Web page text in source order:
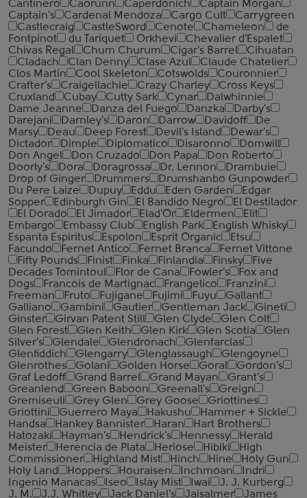
Cantinero Caorunn Caperdonich
Captain Morgan
Captain's
Cardenal Mendoza Cargo Cult
Carrygreen
Castlecraig
CastleSword Cenote Chameleon
de
Fontpinot
du Tariquet Orkhevi
Chevalier d'Espalet
Chivas Regal
Chum Churum Cigar's Barrel
Cihuatan
Cladach
Clan Denny Clase Azul
Claude Chatelier
Clos Martin
Cool Skeleton Cotswolds
Couronnier
Crafter's
Craigellachie Crazy Charley
Cross Keys
Cruxland
Cubay Cutty Sark Cynar
Dalwhinnie
Dame Jeanne
Danza del Fuego Danzka
Darby's
Darejani
Darnley's Daron Darrow Davidoff
De
Marsy
Deau Deep Forest Devil's Island
Dewar's
Dictador
Dimple Diplomatico Disaronno
Domwill
Don Angel
Don Cruzado Don Papa
Don Roberto
Doorly's
Dora Doragrossa Dr. Lennon
Drambuie
Drop of Ginger
Drummers
Drumshanbo Gunpowder
Du Pere Laize
Dupuy Eddu Eden Garden
Edgar
Sopper
Edinburgh Gin El Bandido Negro
El Destilador
El Dorado
El Jimador Elad'Or Eldermen
Elit
Embargo
Embassy Club English Park
English Whisky
Espanta Espiritus
Espolon Esprit Organic
Etsu
Facundo
Fernet Antico Fernet Branca
Fernet Vittone
Fifty Pounds
Finist Finka Finlandia Finsky
Five
Decades Tomintoul
Flor de Cana Fowler's
Fox and
Dogs
Francois de Martignac Frangelico
Franzini
Freeman
Fruto Fujigane Fujimi Fuyu
Gallant
Galliano
Gambini Gautier Gentleman Jack
Gineti
Ginster
Girvan Patent Still Glen Clyde
Glen Colt
Glen Forest
Glen Keith Glen Kirk Glen Scotia
Glen
Silver's
Glendale Glendronach
Glenfarclas
Glenfiddich
Glengarry Glenglassaugh
Glengoyne
Glenrothes
Golani Golden Horse Goral
Gordon's
Graf Ledoff
Grand Barrel Grand Mayan
Grant's
Greanlend
Green Baboon Greenall's
Greign
Gremiseuli
Grey Glen Grey Goose
Griottines
Griottini
Guerrero Maya Hakushu
Hammer + Sickle
Handsa
Hankey Bannister Haran
Hart Brothers
Hatozaki
Hayman's Hendrick's Hennessy
Herald
Meister
Herencia de Plata Heriose Hibiki
High
Commissioner
Highland Mist Hinch Hine
Holy Gun
Holy Land
Hoppers Houraisen Inchmoan
Indri
Ingenio Manacas
Iseo Islay Mist Iwai
J. J. Kurberg
J. M.
J.J. Whitley Jack Daniel's Jaisalmer
James